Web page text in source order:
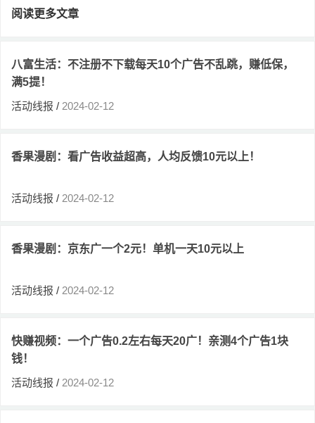
阅读更多文章
八富生活：不注册不下载每天10个广告不乱跳，赚低保，
满5提！
活动线报 / 2024-02-12
香果漫剧：看广告收益超高，人均反馈10元以上！
活动线报 / 2024-02-12
香果漫剧：京东广一个2元！单机一天10元以上
活动线报 / 2024-02-12
快赚视频：一个广告0.2左右每天20广！亲测4个广告1块
钱！
活动线报 / 2024-02-12